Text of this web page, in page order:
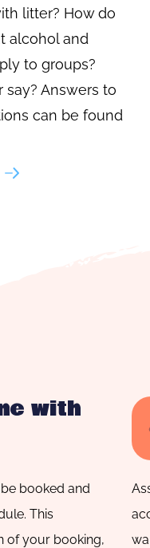
litter? How do
alcohol and
to groups?
Answers to
can be found
with
booked and
This
of your booking,